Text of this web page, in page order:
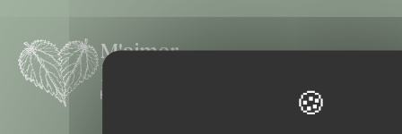
M'aimer
Dans Les Orties
Herboristerie